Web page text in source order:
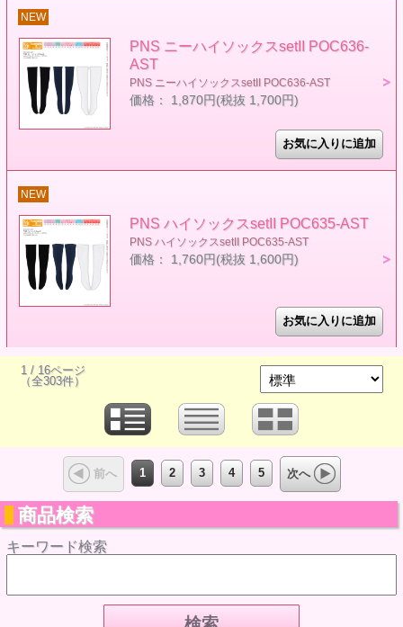
NEW
PNS ニーハイソックスsetII POC636-
AST
PNS ニーハイソックスsetII POC636-AST
価格： 1,870円(税抜 1,700円)
NEW
PNS ハイソックスsetII POC635-AST
PNS ハイソックスsetII POC635-AST
価格： 1,760円(税抜 1,600円)
1 / 16ページ
（全303件）
前へ 1 2 3 4 5 次へ
商品検索
キーワード検索